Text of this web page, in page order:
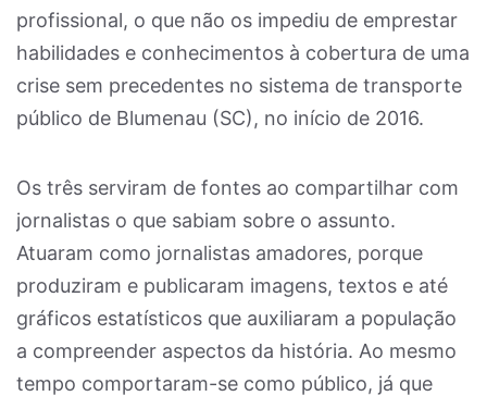
profissional, o que não os impediu de emprestar
habilidades e conhecimentos à cobertura de uma
crise sem precedentes no sistema de transporte
público de Blumenau (SC), no início de 2016.
Os três serviram de fontes ao compartilhar com
jornalistas o que sabiam sobre o assunto.
Atuaram como jornalistas amadores, porque
produziram e publicaram imagens, textos e até
gráficos estatísticos que auxiliaram a população
a compreender aspectos da história. Ao mesmo
tempo comportaram-se como público, já que